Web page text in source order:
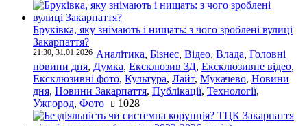
Бруківка, яку знімають і нищать: з чого зроблені вулиці
Закарпаття?
21:30, 31.01.2026 Аналітика, Бізнес, Відео, Влада, Головні
новини дня, Думка, Ексклюзив ЗД, Ексклюзивне відео,
Ексклюзивні фото, Культура, Лайт, Мукачево, Новини
дня, Новини Закарпаття, Публікації, Технології,
Ужгород, Фото 1028